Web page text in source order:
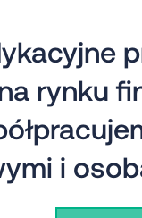
rynku
i